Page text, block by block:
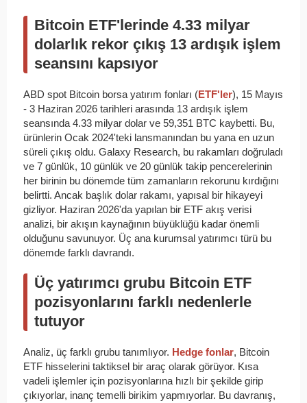
Bitcoin ETF'lerinde 4.33 milyar
dolarlık rekor çıkış 13 ardışık işlem
seansını kapsıyor
ABD spot Bitcoin borsa yatırım fonları (ETF'ler), 15 Mayıs
- 3 Haziran 2026 tarihleri arasında 13 ardışık işlem
seansında 4.33 milyar dolar ve 59,351 BTC kaybetti. Bu,
ürünlerin Ocak 2024'teki lansmanından bu yana en uzun
süreli çıkış oldu. Galaxy Research, bu rakamları doğruladı
ve 7 günlük, 10 günlük ve 20 günlük takip pencerelerinin
her birinin bu dönemde tüm zamanların rekorunu kırdığını
belirtti. Ancak başlık dolar rakamı, yapısal bir hikayeyi
gizliyor. Haziran 2026'da yapılan bir ETF akış verisi
analizi, bir akışın kaynağının büyüklüğü kadar önemli
olduğunu savunuyor. Üç ana kurumsal yatırımcı türü bu
dönemde farklı davrandı.
Üç yatırımcı grubu Bitcoin ETF
pozisyonlarını farklı nedenlerle
tutuyor
Analiz, üç farklı grubu tanımlıyor. Hedge fonlar, Bitcoin
ETF hisselerini taktiksel bir araç olarak görüyor. Kısa
vadeli işlemler için pozisyonlarına hızlı bir şekilde girip
çıkıyorlar, inanç temelli birikim yapmıyorlar. Bu davranış,